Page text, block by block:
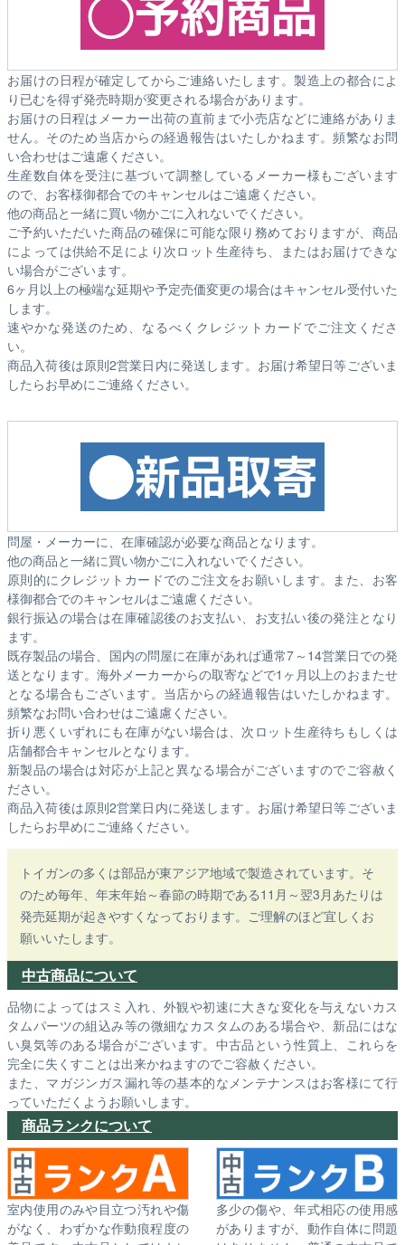
お届けの日程が確定してからご連絡いたします。製造上の都合によ
り已むを得ず発売時期が変更される場合があります。
お届けの日程はメーカー出荷の直前まで小売店などに連絡がありま
せん。そのため当店からの経過報告はいたしかねます。頻繁なお問
い合わせはご遠慮ください。
生産数自体を受注に基づいて調整しているメーカー様もございます
ので、お客様御都合でのキャンセルはご遠慮ください。
他の商品と一緒に買い物かごに入れないでください。
ご予約いただいた商品の確保に可能な限り務めておりますが、商品
によっては供給不足により次ロット生産待ち、またはお届けできな
い場合がございます。
6ヶ月以上の極端な延期や予定売価変更の場合はキャンセル受付いた
します。
速やかな発送のため、なるべくクレジットカードでご注文くださ
い。
商品入荷後は原則2営業日内に発送します。お届け希望日等ございま
したらお早めにご連絡ください。
問屋・メーカーに、在庫確認が必要な商品となります。
他の商品と一緒に買い物かごに入れないでください。
原則的にクレジットカードでのご注文をお願いします。また、お客
様御都合でのキャンセルはご遠慮ください。
銀行振込の場合は在庫確認後のお支払い、お支払い後の発注となり
ます。
既存製品の場合、国内の問屋に在庫があれば通常7～14営業日での発
送となります。海外メーカーからの取寄などで1ヶ月以上のおまたせ
となる場合もございます。 当店からの経過報告はいたしかねます。
頻繁なお問い合わせはご遠慮ください。
折り悪くいずれにも在庫がない場合は、次ロット生産待ちもしくは
店舗都合キャンセルとなります。
新製品の場合は対応が上記と異なる場合がございますのでご容赦く
ださい。
商品入荷後は原則2営業日内に発送します。お届け希望日等ございま
したらお早めにご連絡ください。
トイガンの多くは部品が東アジア地域で製造されています。そ
のため毎年、年末年始～春節の時期である11月～翌3月あたりは
発売延期が起きやすくなっております。ご理解のほど宜しくお
願いいたします。
中古商品について
品物によってはスミ入れ、外観や初速に大きな変化を与えないカス
タムパーツの組込み等の微細なカスタムのある場合や、新品にはな
い臭気等のある場合がございます。中古品という性質上、これらを
完全に失くすことは出来かねますのでご容赦ください。
また、マガジンガス漏れ等の基本的なメンテナンスはお客様にて行
っていただくようお願いします。
商品ランクについて
室内使用のみや目立つ汚れや傷
がなく、わずかな作動痕程度の
多少の傷や、年式相応の使用感
がありますが、動作自体に問題